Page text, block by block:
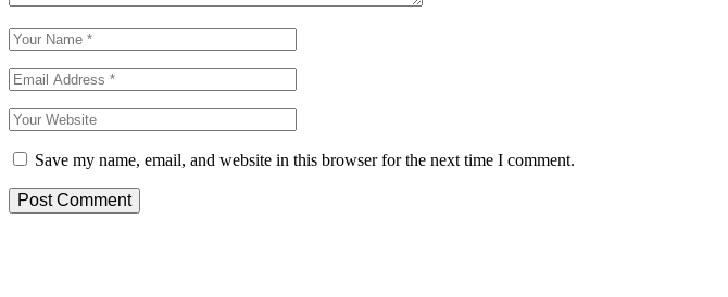
Save my name, email, and website in this browser for the next time I comment.
Post Comment